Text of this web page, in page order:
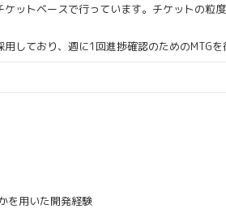
で行っています。チケットの粒度は細
、週に1回進捗確認のためのMTGを行
を用いた開発経験